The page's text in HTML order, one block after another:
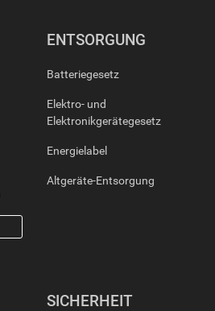
ENTSORGUNG
Batteriegesetz
Elektro- und
Elektronikgerätegesetz
Energielabel
Altgeräte-Entsorgung
SICHERHEIT